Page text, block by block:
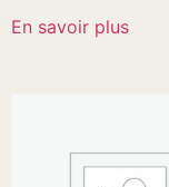
En savoir plus